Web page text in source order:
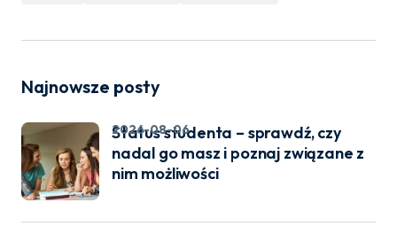
Najnowsze posty
Status studenta – sprawdź, czy
nadal go masz i poznaj związane z
nim możliwości
2026-08-06